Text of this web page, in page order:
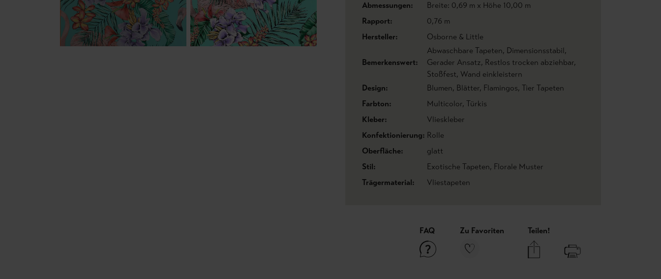
Abmessungen:
Breite: 0,69 m x Höhe 10,00 m
Rapport:
0,76 m
Hersteller:
Osborne & Little
Bemerkenswert:
Abwaschbare Tapeten, Dimensionsstabil,
Gerader Ansatz, Restlos trocken abziehbar,
Stoßfest, Wand einkleistern
Design:
Blumen, Blätter, Flamingos, Tier Tapeten
Farbton:
Multicolor, Türkis
Kleber:
Vlieskleber
Konfektionierung: Rolle
Oberfläche:
glatt
Stil:
Exotische Tapeten, Florale Muster
Trägermaterial:
Vliestapeten
FAQ Zu Favoriten Teilen!